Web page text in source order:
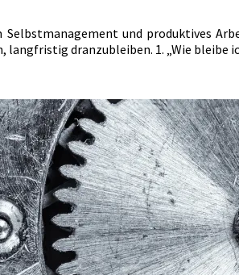
Selbstmanagement und produktives
dranzubleiben. 1. „Wie